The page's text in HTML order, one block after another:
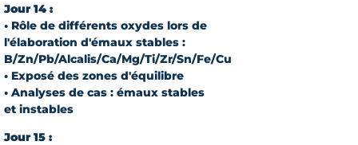
Jour 14 :
• Rôle de différents oxydes lors de
l'élaboration d'émaux stables :
B/Zn/Pb/Alcalis/Ca/Mg/Ti/Zr/Sn/Fe/Cu
• Exposé des zones d'équilibre
• Analyses de cas : émaux stables
et instables
Jour 15 :